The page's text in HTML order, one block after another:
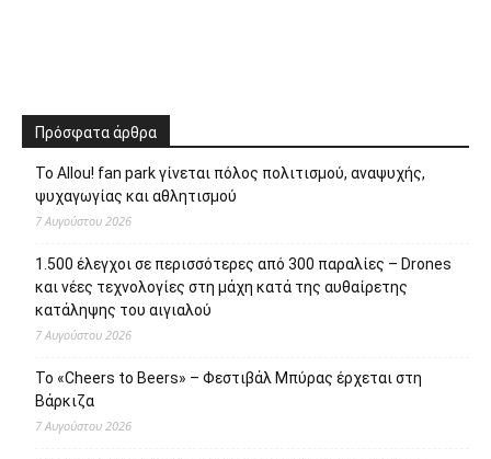
Πρόσφατα άρθρα
Το Allou! fan park γίνεται πόλος πολιτισμού, αναψυχής,
ψυχαγωγίας και αθλητισμού
7 Αυγούστου 2026
1.500 έλεγχοι σε περισσότερες από 300 παραλίες – Drones
και νέες τεχνολογίες στη μάχη κατά της αυθαίρετης
κατάληψης του αιγιαλού
7 Αυγούστου 2026
Το «Cheers to Beers» – Φεστιβάλ Μπύρας έρχεται στη
Βάρκιζα
7 Αυγούστου 2026